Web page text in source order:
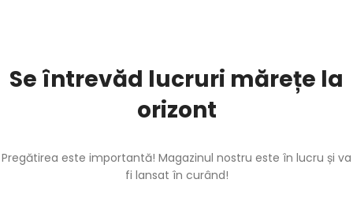
Se întrevăd lucruri mărețe la
orizont
Pregătirea este importantă! Magazinul nostru este în lucru și va
fi lansat în curând!